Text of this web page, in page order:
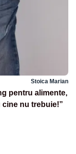
Stoica Marian
pentru alimente,
nu trebuie!”